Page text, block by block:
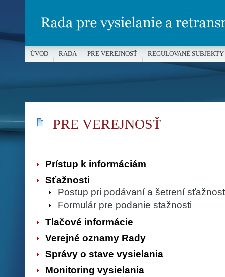
PRE VEREJNOSŤ
Prístup k informáciám
Sťažnosti
Postup pri podávaní a šetrení
Formulár pre podanie stažnosti
Tlačové informácie
Verejné oznamy Rady
Správy o stave vysielania
Monitoring vysielania
ÚVOD RADA PRE VEREJNOSŤ REGULOVANÉ SUBJEKTY